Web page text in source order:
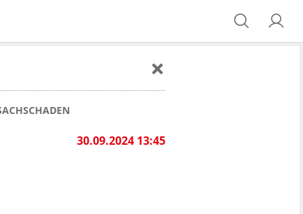
30.09.2024 13:45